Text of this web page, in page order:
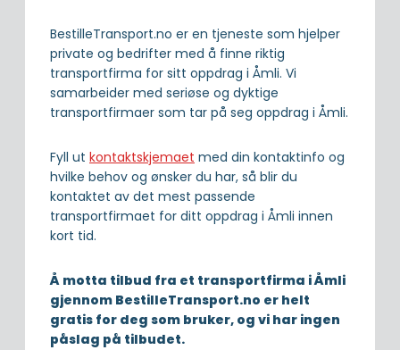
BestilleTransport.no er en tjeneste som hjelper
private og bedrifter med å finne riktig
transportfirma for sitt oppdrag i Åmli. Vi
samarbeider med seriøse og dyktige
transportfirmaer som tar på seg oppdrag i Åmli.
Fyll ut kontaktskjemaet med din kontaktinfo og
hvilke behov og ønsker du har, så blir du
kontaktet av det mest passende
transportfirmaet for ditt oppdrag i Åmli innen
kort tid.
Å motta tilbud fra et transportfirma i Åmli
gjennom BestilleTransport.no er helt
gratis for deg som bruker, og vi har ingen
påslag på tilbudet.